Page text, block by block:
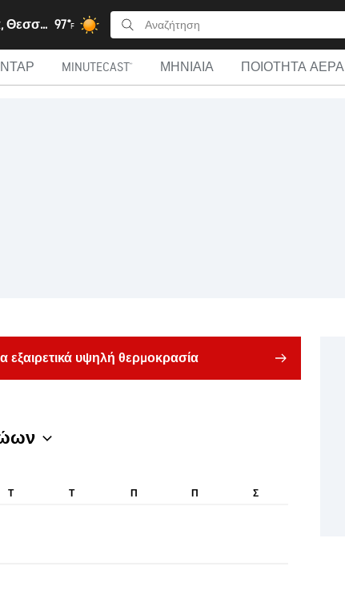
Καρδίτσα, Θεσσαλία 97°F
MINUTECAST® ΜΗΝΙΑΊΑ ΠΟΙΌΤΗΤΑ ΑΈΡΑ
εξαιρετικά υψηλή θερμοκρασία
Τ Τ Π Π Σ